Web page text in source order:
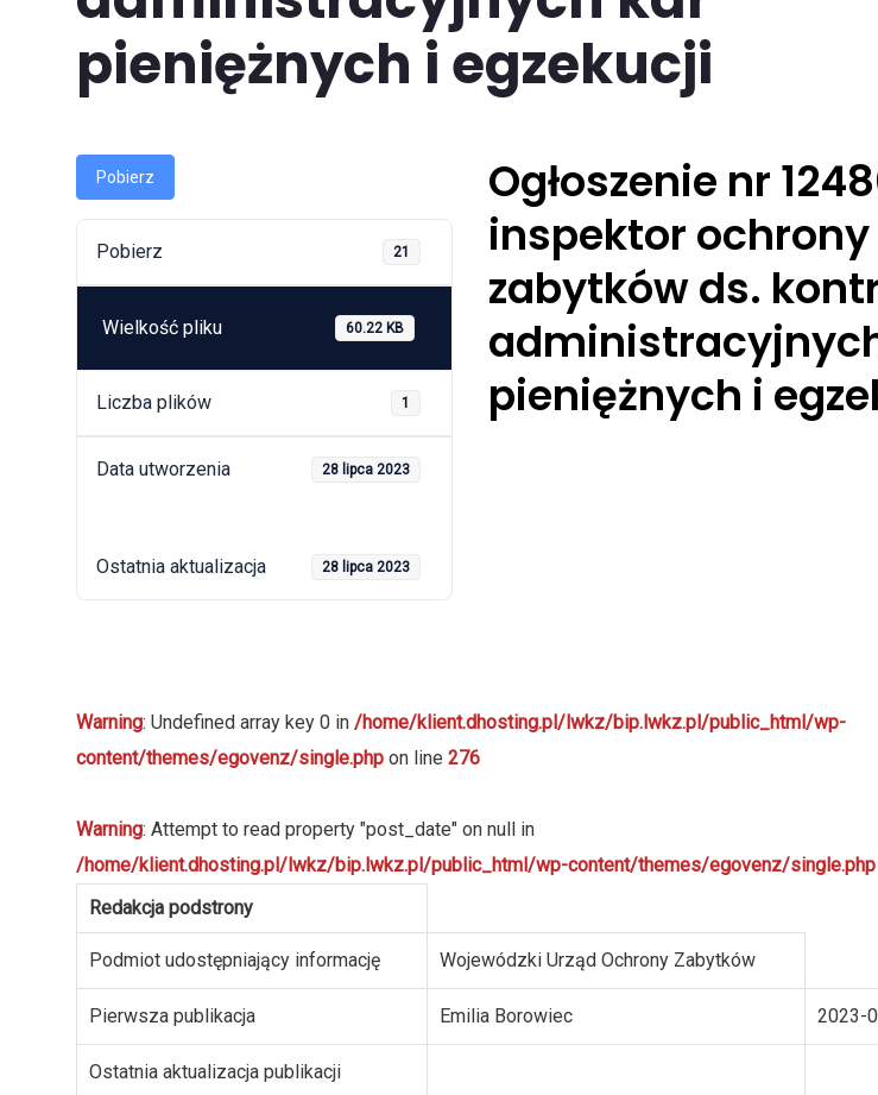
pieniężnych i egzekucji
Pobierz
Pobierz 21
Wielkość pliku 60.22 KB
Liczba plików 1
Data utworzenia 28 lipca 2023
Ostatnia aktualizacja 28 lipca 2023
Ogłoszenie nr
inspektor ochrony
zabytków ds.
pieniężnych i
Warning: Undefined array key 0 in /home/klient.dhosting.pl/lwkz/bip.lwkz.pl/public_html/wp-
content/themes/egovenz/single.php on line 276
Warning: Attempt to read property "post_date" on null in
/home/klient.dhosting.pl/lwkz/bip.lwkz.pl/public_html/wp-content/themes/egovenz/single.php
Redakcja podstrony
Podmiot udostępniający informację Wojewódzki Urząd Ochrony Zabytków
Pierwsza publikacja Emilia Borowiec 2023-
Ostatnia aktualizacja publikacji